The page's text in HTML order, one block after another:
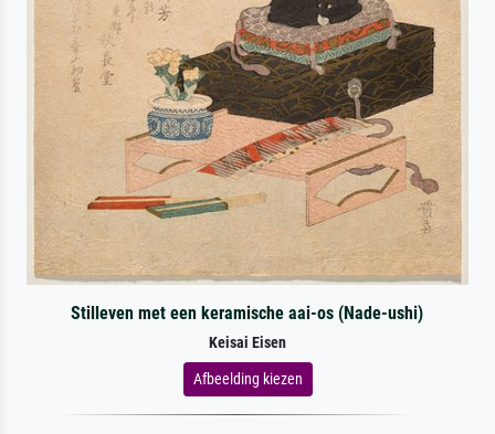
Stilleven met een keramische aai-os (Nade-ushi)
Keisai Eisen
Afbeelding kiezen